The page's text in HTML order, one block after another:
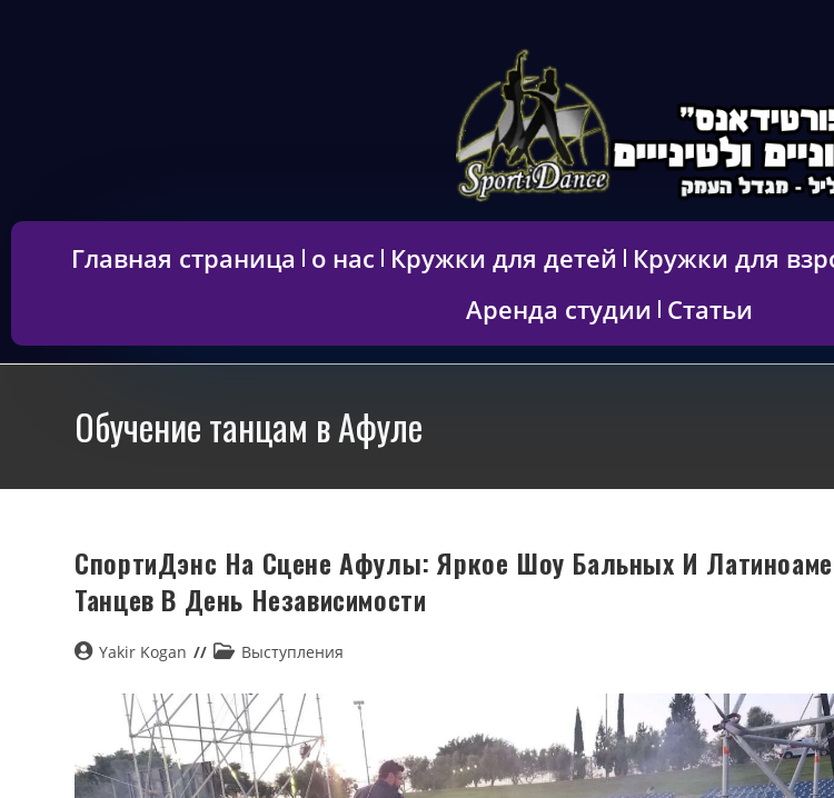
Главная страница о нас Кружки для детей Кружки для
Аренда студии Статьи
Обучение танцам в Афуле
СпортиДэнс На Сцене Афулы: Яркое Шоу Бальных И
Танцев В День Независимости
Yakir Kogan Выступления